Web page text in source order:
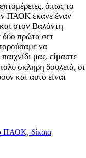
όπως το
ΠΑΟΚ έκανε έναν
στον Βαλάντη
πρώτα σετ
να
μας, είμαστε
σκληρή δουλειά, οι
και αυτό είναι
ΠΑΟΚ, δίκαια